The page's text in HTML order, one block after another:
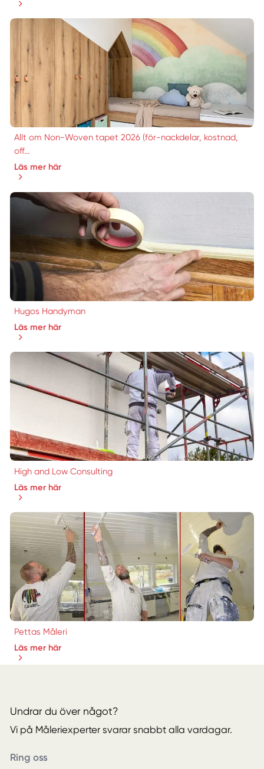
Allt om Non-Woven tapet 2026 (för-nackdelar, kostnad,
off...
Läs mer här
Hugos Handyman
Läs mer här
High and Low Consulting
Läs mer här
Pettas Måleri
Läs mer här
Undrar du över något?
Vi på Måleriexperter svarar snabbt alla vardagar.
Ring oss